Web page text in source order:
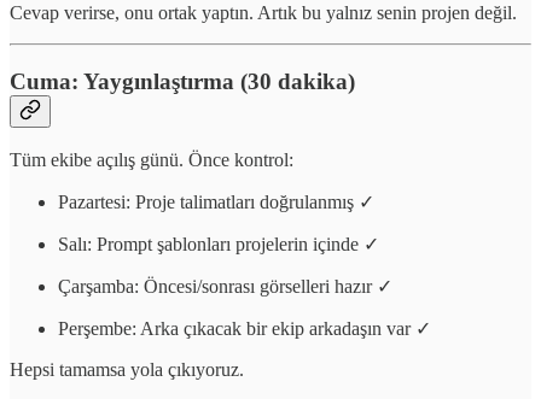
Cevap verirse, onu ortak yaptın. Artık bu yalnız senin projen değil.
Cuma: Yaygınlaştırma (30 dakika)
Tüm ekibe açılış günü. Önce kontrol:
Pazartesi: Proje talimatları doğrulanmış ✓
Salı: Prompt şablonları projelerin içinde ✓
Çarşamba: Öncesi/sonrası görselleri hazır ✓
Perşembe: Arka çıkacak bir ekip arkadaşın var ✓
Hepsi tamamsa yola çıkıyoruz.